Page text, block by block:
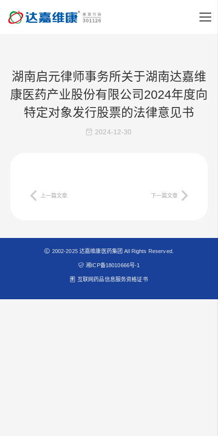
湖南启元律师事务所关于湖南达嘉维
康医药产业股份有限公司2024年度向
特定对象发行股票的法律意见书
2024-12-30
上一篇文章 下一篇文章
2002-2025 达嘉维康医药集团 All Rights Reserved.
湘ICP备18010666号-1
互联网药品信息服务资格证书